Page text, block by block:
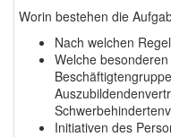
Worin bestehen die
Nach welchen
Welche
Initiativen des